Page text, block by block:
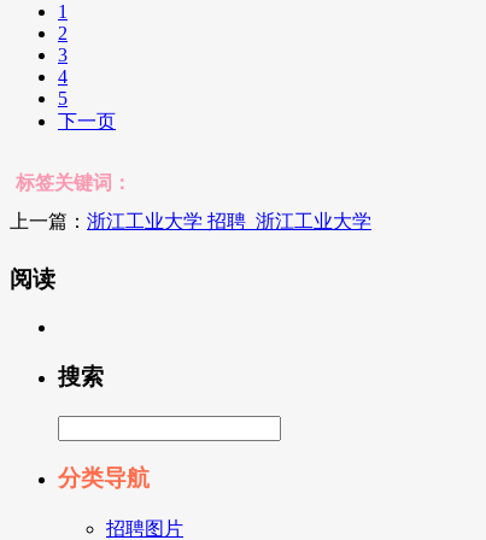
1
2
3
4
5
下一页
标签关键词：
上一篇： 浙江工业大学 招聘_浙江工业大学
阅读
搜索
分类导航
招聘图片